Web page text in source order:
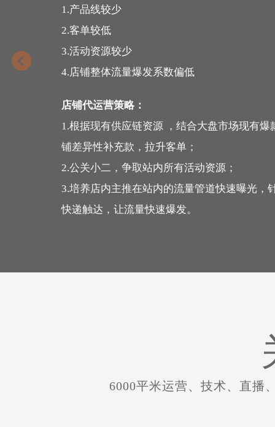
1.产品线较少
2.客单较低
3.活动资源较少
4.店铺整体流量爆发系数偏低
店铺代运营策略：
1.根据现有供应链资源 ，结合大盘市场现有爆
铺差异性补充款，拉升客单；
2.公关小二，争取站内所有活动资源；
3.培养店内主推在站内的流量管道快速曝光，
快递触达，让流量快速爆发。
6000平米运营、技术、直播